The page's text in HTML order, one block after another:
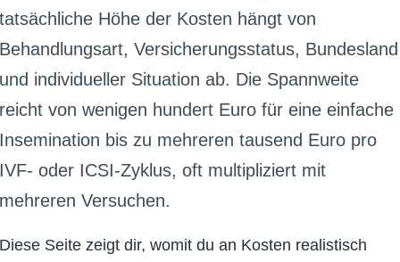
tatsächliche Höhe der Kosten hängt von
Behandlungsart, Versicherungsstatus, Bundesland
und individueller Situation ab. Die Spannweite
reicht von wenigen hundert Euro für eine einfache
Insemination bis zu mehreren tausend Euro pro
IVF- oder ICSI-Zyklus, oft multipliziert mit
mehreren Versuchen.
Diese Seite zeigt dir, womit du an Kosten realistisch